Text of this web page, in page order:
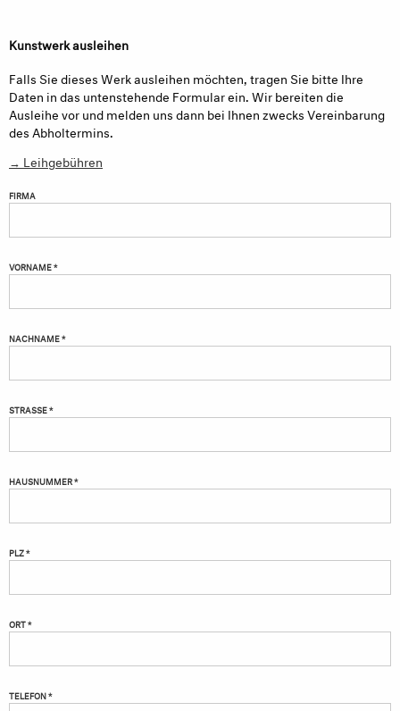
Kunstwerk ausleihen
Falls Sie dieses Werk ausleihen möchten, tragen Sie bitte Ihre
Daten in das untenstehende Formular ein. Wir bereiten die
Ausleihe vor und melden uns dann bei Ihnen zwecks Vereinbarung
des Abholtermins.
→ Leihgebühren
FIRMA
VORNAME *
NACHNAME *
STRASSE *
HAUSNUMMER *
PLZ *
ORT *
TELEFON *